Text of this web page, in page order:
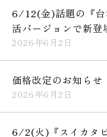
6/12(金)話題の『台
活バージョンで新登
2026年6月2日
価格改定のお知らせ
2026年6月2日
6/2(火)『スイカタ